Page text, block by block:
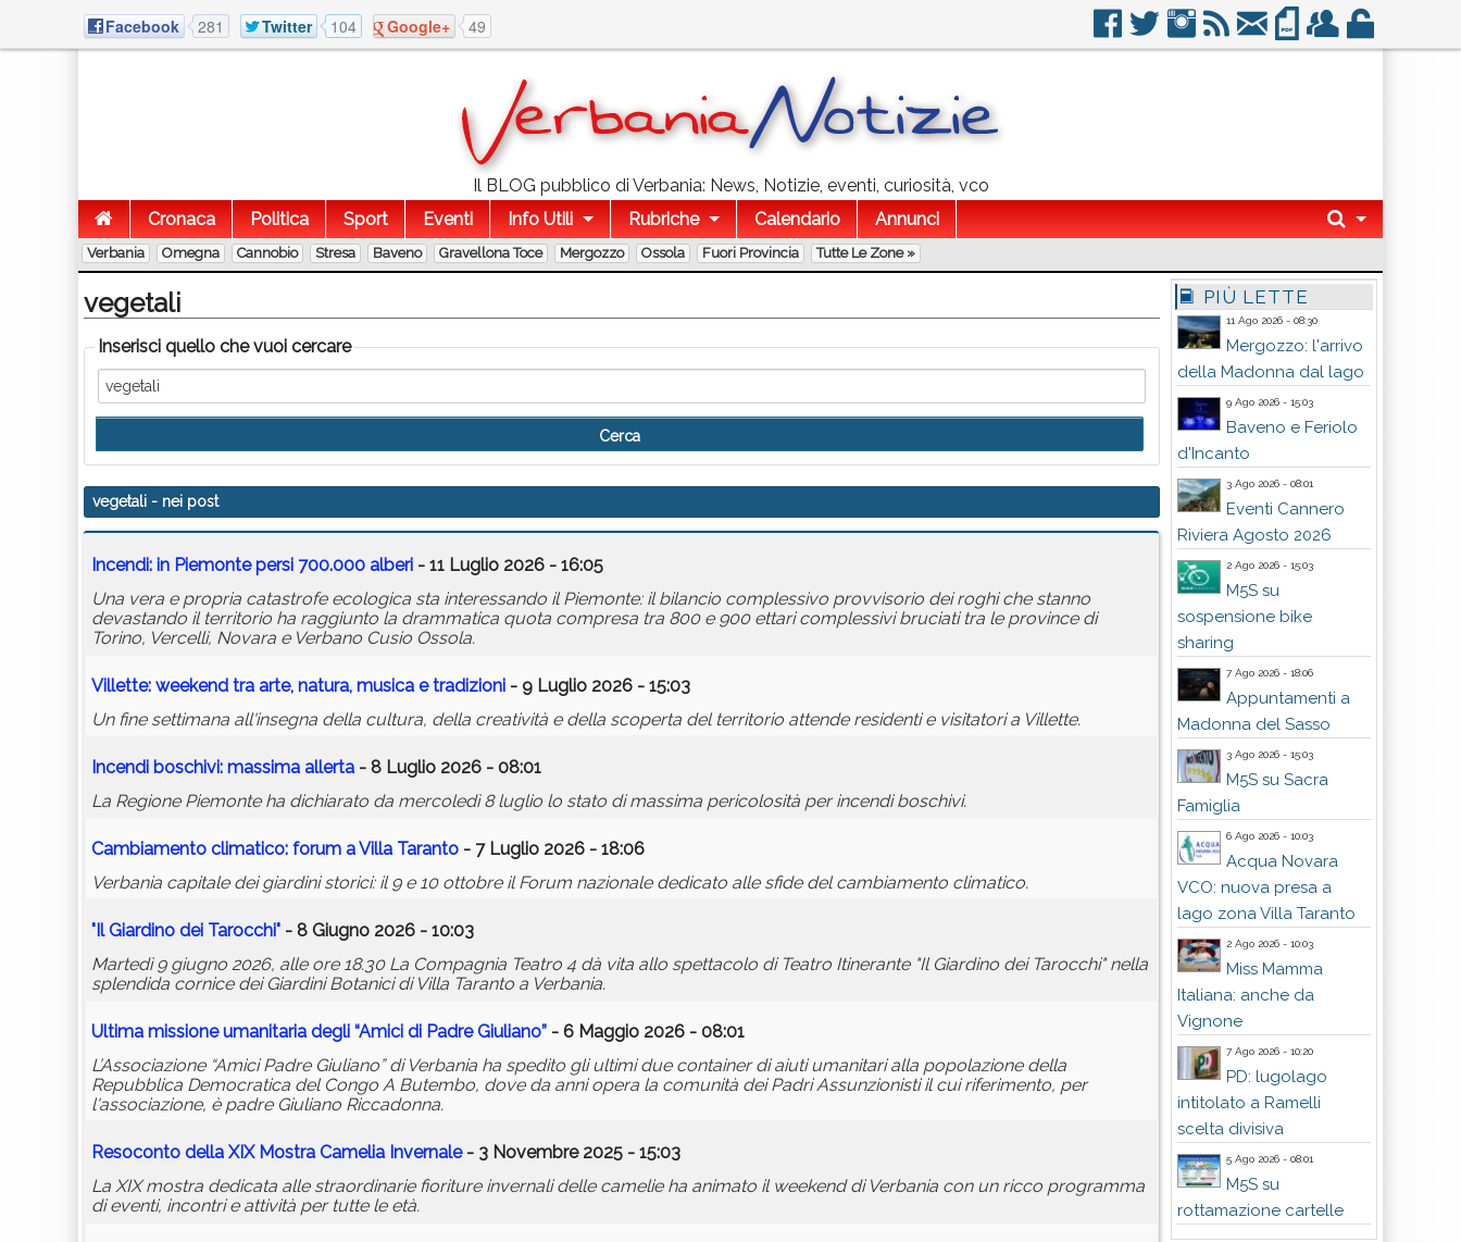
Facebook 281 Twitter 104 Google+ 49
Il BLOG pubblico di Verbania: News, Notizie, eventi, curiosità, vco
Cronaca
Politica Sport Eventi Info Utili Rubriche Calendario Annunci
Verbania Omegna Cannobio Stresa Baveno Gravellona Toce Mergozzo Ossola Fuori Provincia Tutte Le Zone »
vegetali
Inserisci quello che vuoi cercare
vegetali - nei post
Incendi: in Piemonte persi 700.000 alberi - 11 Luglio 2026 - 16:05
Una vera e propria catastrofe ecologica sta interessando il Piemonte: il bilancio complessivo provvisorio dei roghi che stanno
devastando il territorio ha raggiunto la drammatica quota compresa tra 800 e 900 ettari complessivi bruciati tra le province di
Torino, Vercelli, Novara e Verbano Cusio Ossola.
Villette: weekend tra arte, natura, musica e tradizioni - 9 Luglio 2026 - 15:03
Un fine settimana all'insegna della cultura, della creatività e della scoperta del territorio attende residenti e visitatori a Villette.
Incendi boschivi: massima allerta - 8 Luglio 2026 - 08:01
La Regione Piemonte ha dichiarato da mercoledì 8 luglio lo stato di massima pericolosità per incendi boschivi.
Cambiamento climatico: forum a Villa Taranto - 7 Luglio 2026 - 18:06
Verbania capitale dei giardini storici: il 9 e 10 ottobre il Forum nazionale dedicato alle sfide del cambiamento climatico.
"Il Giardino dei Tarocchi" - 8 Giugno 2026 - 10:03
Martedì 9 giugno 2026, alle ore 18.30 La Compagnia Teatro 4 dà vita allo spettacolo di Teatro Itinerante "Il Giardino dei Tarocchi" nella
splendida cornice dei Giardini Botanici di Villa Taranto a Verbania.
Ultima missione umanitaria degli “Amici di Padre Giuliano” - 6 Maggio 2026 - 08:01
L’Associazione “Amici Padre Giuliano” di Verbania ha spedito gli ultimi due container di aiuti umanitari alla popolazione della
Repubblica Democratica del Congo A Butembo, dove da anni opera la comunità dei Padri Assunzionisti il cui riferimento, per
l'associazione, è padre Giuliano Riccadonna.
Resoconto della XIX Mostra Camelia Invernale- 3 Novembre 2025 - 15:03
La XIX mostra dedicata alle straordinarie fioriture invernali delle camelie ha animato il weekend di Verbania con un ricco programma
di eventi, incontri e attività per tutte le età.
PIÙ LETTE
11 Ago 2026 - 08:30
Mergozzo: l'arrivo
della Madonna dal lago
9 Ago 2026 - 15:03
Baveno e Feriolo
d'Incanto
3 Ago 2026 - 08:01
Eventi Cannero
Riviera Agosto 2026
2 Ago 2026 - 15:03
M5S su
sospensione bike
sharing
7 Ago 2026 - 18:06
Appuntamenti a
Madonna del Sasso
3 Ago 2026 - 15:03
M5S su Sacra
Famiglia
6 Ago 2026 - 10:03
Acqua Novara
VCO: nuova presa a
lago zona Villa Taranto
2 Ago 2026 - 10:03
Miss Mamma
Italiana: anche da
Vignone
7 Ago 2026 - 10:20
PD: lugolago
intitolato a Ramelli
scelta divisiva
5 Ago 2026 - 08:01
M5S su
rottamazione cartelle